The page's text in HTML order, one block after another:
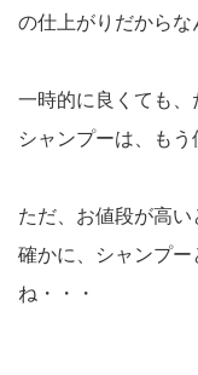
の仕上がりだからな
一時的に良くても
シャンプーは、もう
ただ、お値段が高い
確かに、シャンプー
ね・・・